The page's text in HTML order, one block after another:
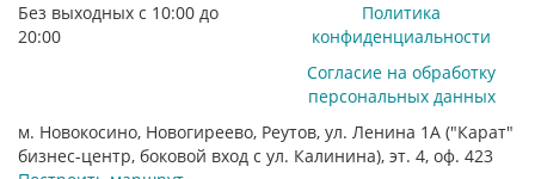
Без выходных с 10:00 до
20:00
Политика
конфиденциальности
Согласие на обработку
персональных данных
м. Новокосино, Новогиреево, Реутов, ул. Ленина 1А ("Карат"
бизнес-центр, боковой вход с ул. Калинина), эт. 4, оф. 423